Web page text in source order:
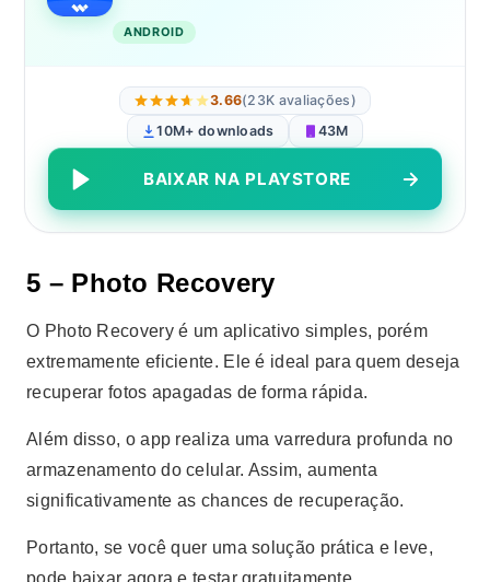
ANDROID
3.66(23K avaliações)
10M+ downloads
43M
BAIXAR NA PLAYSTORE
5 – Photo Recovery
O Photo Recovery é um aplicativo simples, porém
extremamente eficiente. Ele é ideal para quem deseja
recuperar fotos apagadas de forma rápida.
Além disso, o app realiza uma varredura profunda no
armazenamento do celular. Assim, aumenta
significativamente as chances de recuperação.
Portanto, se você quer uma solução prática e leve,
pode baixar agora e testar gratuitamente.